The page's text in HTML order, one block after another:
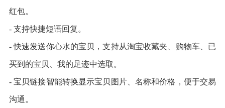
红包。
- 支持快捷短语回复。
- 快速发送你心水的宝贝，支持从淘宝收藏夹、购物车、已
买到的宝贝、我的足迹中选取。
- 宝贝链接智能转换显示宝贝图片、名称和价格，便于交易
沟通。